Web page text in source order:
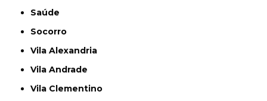
Saúde
Socorro
Vila Alexandria
Vila Andrade
Vila Clementino